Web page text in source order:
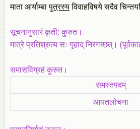
माता आर्याम्बापुत्रस्यविवाहविषये सदैव
सूचनानुसारं कृती: कुरुत।
मात्रे प्रतिश्रुत्य सः गृहाद् निरगच्छत्।
समासविग्रहं कुरुत।
समस्तपदम्
आयतलोचना